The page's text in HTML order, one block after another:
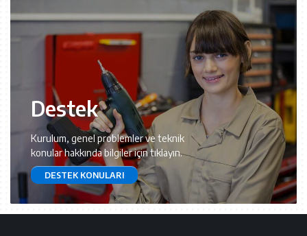
Destek
Kurulum, genel problemler ve teknik
konular hakkında bilgiler için tıklayın.
DESTEK KONULARI